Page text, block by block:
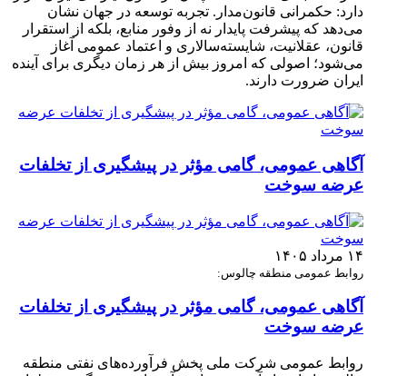
دارد: حکمرانی قانون‌مدار. تجربه توسعه در جهان نشان
می‌دهد که پیشرفت پایدار نه از وفور منابع، بلکه از استقرار
قانون، عقلانیت، شایسته‌سالاری و اعتماد عمومی آغاز
می‌شود؛ اصولی که امروز بیش از هر زمان دیگری برای آینده
ایران ضرورت دارند.
آگاهی عمومی، گامی مؤثر در پیشگیری از تخلفات
عرضه سوخت
۱۴ مرداد ۱۴۰۵
روابط عمومی منطقه چالوس:
آگاهی عمومی، گامی مؤثر در پیشگیری از تخلفات
عرضه سوخت
روابط عمومی شرکت ملی پخش فرآورده‌های نفتی منطقه